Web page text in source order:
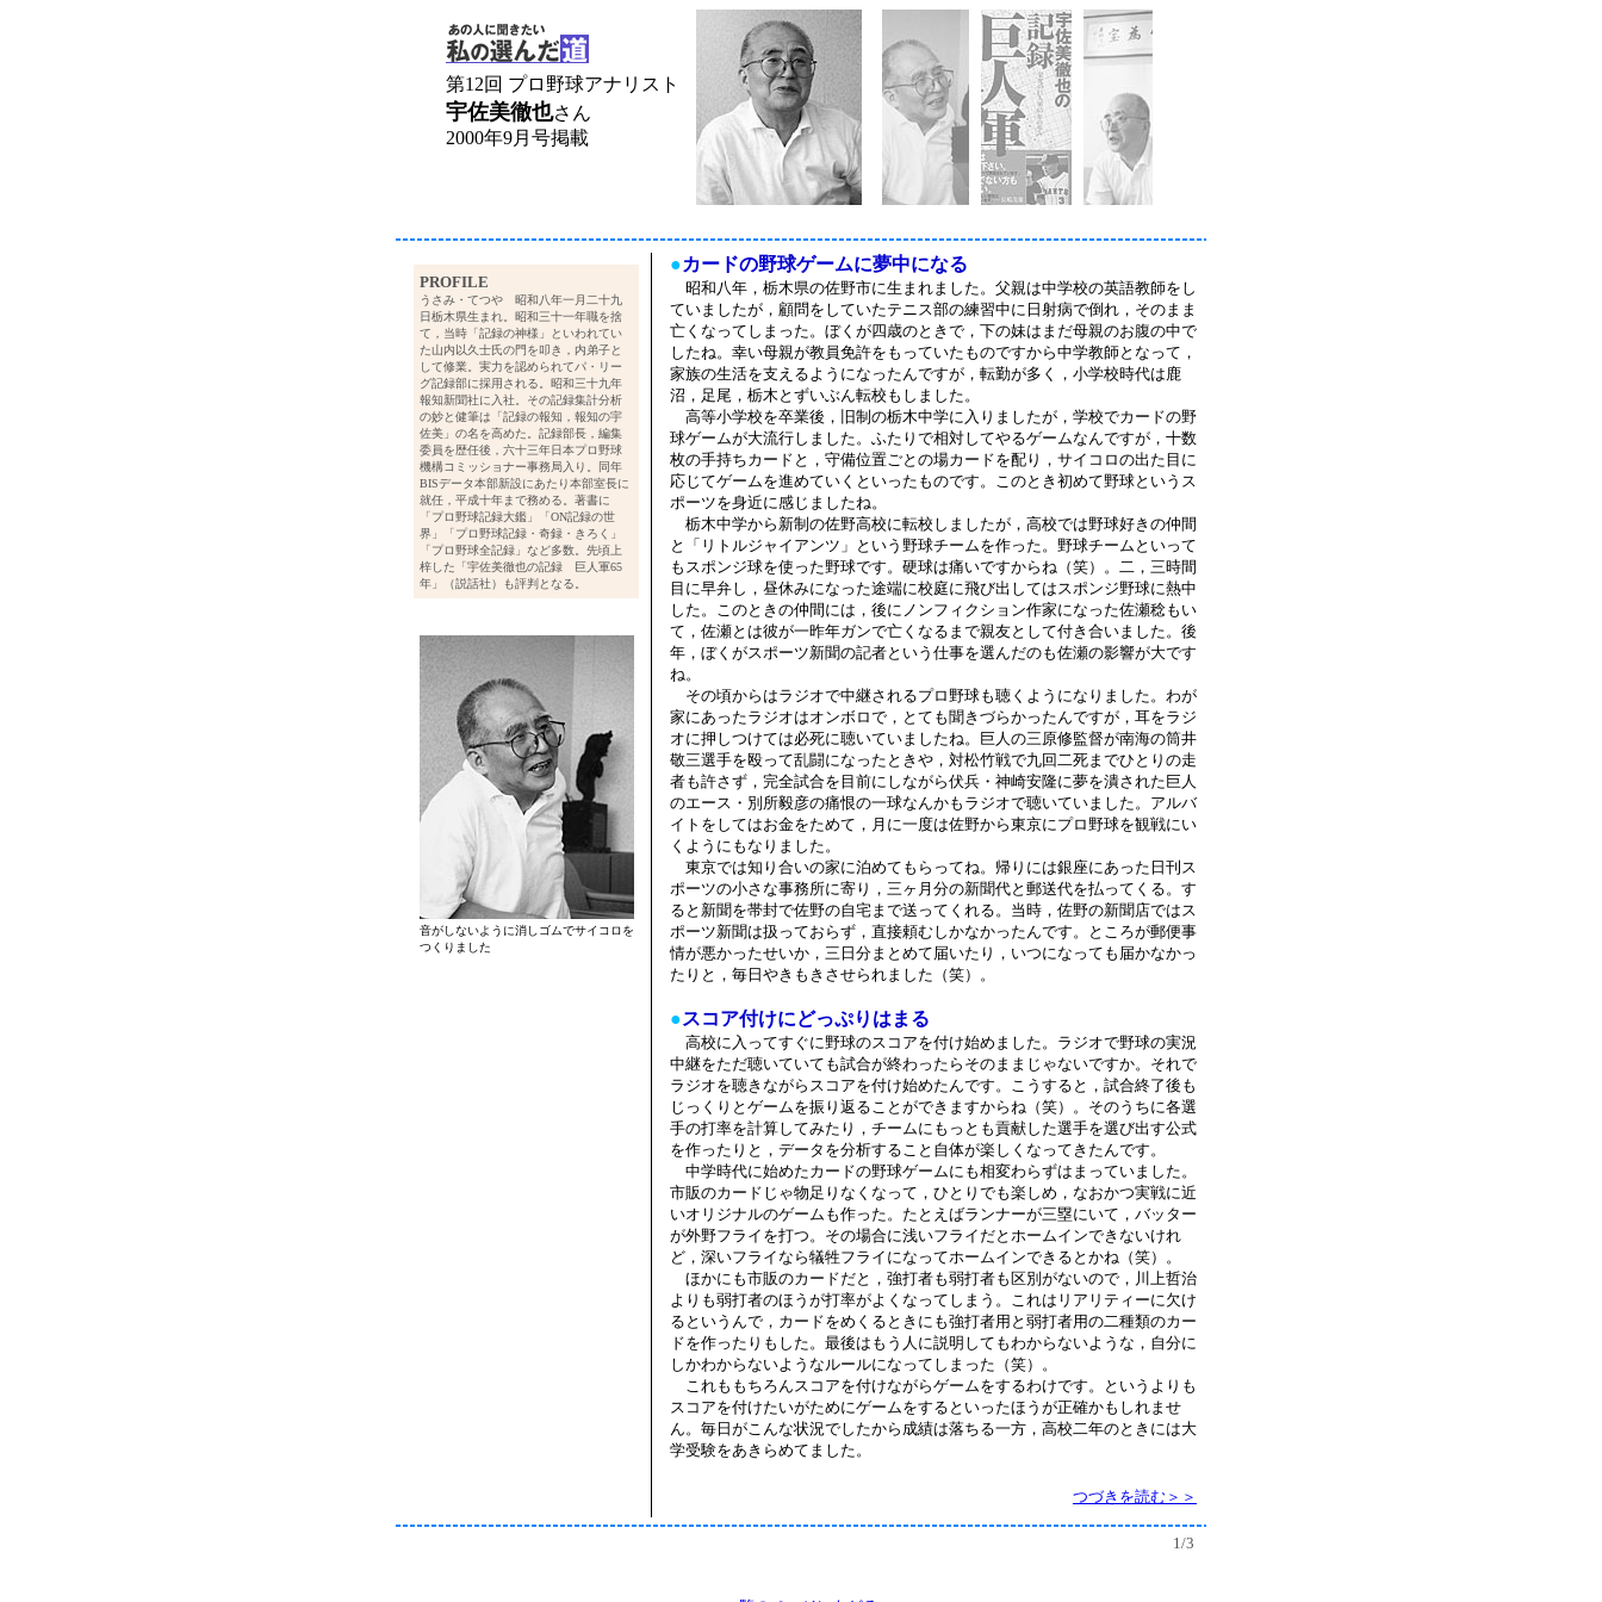
第12回 プロ野球アナリスト
宇佐美徹也さん
2000年9月号掲載
PROFILE
うさみ・てつや 昭和八年一月二十九
日栃木県生まれ。昭和三十一年職を捨
て，当時「記録の神様」といわれてい
た山内以久士氏の門を叩き，内弟子と
して修業。実力を認められてパ・リー
グ記録部に採用される。昭和三十九年
報知新聞社に入社。その記録集計分析
の妙と健筆は「記録の報知，報知の宇
佐美」の名を高めた。記録部長，編集
委員を歴任後，六十三年日本プロ野球
機構コミッショナー事務局入り。同年
BISデータ本部新設にあたり本部室長に
就任，平成十年まで務める。著書に
「プロ野球記録大鑑」「ON記録の世
界」「プロ野球記録・奇録・きろく」
「プロ野球全記録」など多数。先頃上
梓した「宇佐美徹也の記録 巨人軍65
年」（説話社）も評判となる。
音がしないように消しゴムでサイコロを
つくりました
●カードの野球ゲームに夢中になる
昭和八年，栃木県の佐野市に生まれました。父親は中学校の英語教師をし
ていましたが，顧問をしていたテニス部の練習中に日射病で倒れ，そのまま
亡くなってしまった。ぼくが四歳のときで，下の妹はまだ母親のお腹の中で
したね。幸い母親が教員免許をもっていたものですから中学教師となって，
家族の生活を支えるようになったんですが，転勤が多く，小学校時代は鹿
沼，足尾，栃木とずいぶん転校もしました。
高等小学校を卒業後，旧制の栃木中学に入りましたが，学校でカードの野
球ゲームが大流行しました。ふたりで相対してやるゲームなんですが，十数
枚の手持ちカードと，守備位置ごとの場カードを配り，サイコロの出た目に
応じてゲームを進めていくといったものです。このとき初めて野球というス
ポーツを身近に感じましたね。
栃木中学から新制の佐野高校に転校しましたが，高校では野球好きの仲間
と「リトルジャイアンツ」という野球チームを作った。野球チームといって
もスポンジ球を使った野球です。硬球は痛いですからね（笑）。二，三時間
目に早弁し，昼休みになった途端に校庭に飛び出してはスポンジ野球に熱中
した。このときの仲間には，後にノンフィクション作家になった佐瀬稔もい
て，佐瀬とは彼が一昨年ガンで亡くなるまで親友として付き合いました。後
年，ぼくがスポーツ新聞の記者という仕事を選んだのも佐瀬の影響が大です
ね。
その頃からはラジオで中継されるプロ野球も聴くようになりました。わが
家にあったラジオはオンボロで，とても聞きづらかったんですが，耳をラジ
オに押しつけては必死に聴いていましたね。巨人の三原修監督が南海の筒井
敬三選手を殴って乱闘になったときや，対松竹戦で九回二死までひとりの走
者も許さず，完全試合を目前にしながら伏兵・神崎安隆に夢を潰された巨人
のエース・別所毅彦の痛恨の一球なんかもラジオで聴いていました。アルバ
イトをしてはお金をためて，月に一度は佐野から東京にプロ野球を観戦にい
くようにもなりました。
東京では知り合いの家に泊めてもらってね。帰りには銀座にあった日刊ス
ポーツの小さな事務所に寄り，三ヶ月分の新聞代と郵送代を払ってくる。す
ると新聞を帯封で佐野の自宅まで送ってくれる。当時，佐野の新聞店ではス
ポーツ新聞は扱っておらず，直接頼むしかなかったんです。ところが郵便事
情が悪かったせいか，三日分まとめて届いたり，いつになっても届かなかっ
たりと，毎日やきもきさせられました（笑）。
●スコア付けにどっぷりはまる
高校に入ってすぐに野球のスコアを付け始めました。ラジオで野球の実況
中継をただ聴いていても試合が終わったらそのままじゃないですか。それで
ラジオを聴きながらスコアを付け始めたんです。こうすると，試合終了後も
じっくりとゲームを振り返ることができますからね（笑）。そのうちに各選
手の打率を計算してみたり，チームにもっとも貢献した選手を選び出す公式
を作ったりと，データを分析すること自体が楽しくなってきたんです。
中学時代に始めたカードの野球ゲームにも相変わらずはまっていました。
市販のカードじゃ物足りなくなって，ひとりでも楽しめ，なおかつ実戦に近
いオリジナルのゲームも作った。たとえばランナーが三塁にいて，バッター
が外野フライを打つ。その場合に浅いフライだとホームインできないけれ
ど，深いフライなら犠牲フライになってホームインできるとかね（笑）。
ほかにも市販のカードだと，強打者も弱打者も区別がないので，川上哲治
よりも弱打者のほうが打率がよくなってしまう。これはリアリティーに欠け
るというんで，カードをめくるときにも強打者用と弱打者用の二種類のカー
ドを作ったりもした。最後はもう人に説明してもわからないような，自分に
しかわからないようなルールになってしまった（笑）。
これももちろんスコアを付けながらゲームをするわけです。というよりも
スコアを付けたいがためにゲームをするといったほうが正確かもしれませ
ん。毎日がこんな状況でしたから成績は落ちる一方，高校二年のときには大
学受験をあきらめてました。
つづきを読む＞＞
1/3